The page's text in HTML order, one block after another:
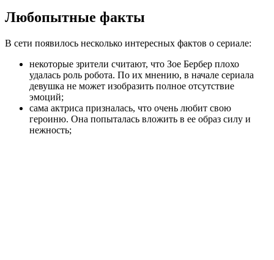
Любопытные факты
В сети появилось несколько интересных фактов о сериале:
некоторые зрители считают, что Зое Бербер плохо
удалась роль робота. По их мнению, в начале сериала
девушка не может изобразить полное отсутствие
эмоций;
сама актриса призналась, что очень любит свою
героиню. Она попыталась вложить в ее образ силу и
нежность;